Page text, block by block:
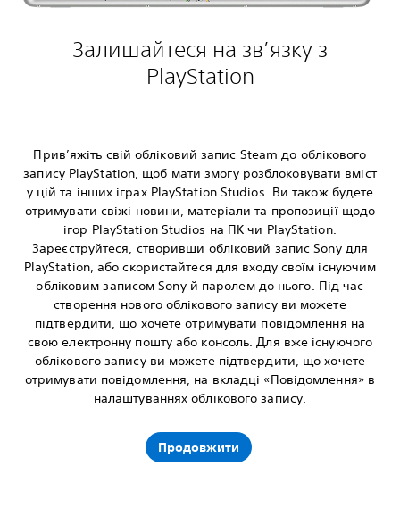
Залишайтеся на зв’язку з
PlayStation
Прив’яжіть свій обліковий запис Steam до облікового
запису PlayStation, щоб мати змогу розблоковувати вміст
у цій та інших іграх PlayStation Studios. Ви також будете
отримувати свіжі новини, матеріали та пропозиції щодо
ігор PlayStation Studios на ПК чи PlayStation.
Зареєструйтеся, створивши обліковий запис Sony для
PlayStation, або скористайтеся для входу своїм існуючим
обліковим записом Sony й паролем до нього. Під час
створення нового облікового запису ви можете
підтвердити, що хочете отримувати повідомлення на
свою електронну пошту або консоль. Для вже існуючого
облікового запису ви можете підтвердити, що хочете
отримувати повідомлення, на вкладці «Повідомлення» в
налаштуваннях облікового запису.
Продовжити